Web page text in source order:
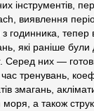
інструментів,
виявлення
годинника, тепер
які раніше
Серед них —
тренувань,
змагань,
а також